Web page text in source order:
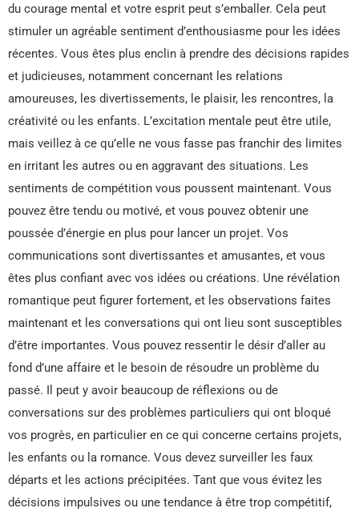
du courage mental et votre esprit peut s’emballer. Cela peut
stimuler un agréable sentiment d’enthousiasme pour les idées
récentes. Vous êtes plus enclin à prendre des décisions rapides
et judicieuses, notamment concernant les relations
amoureuses, les divertissements, le plaisir, les rencontres, la
créativité ou les enfants. L’excitation mentale peut être utile,
mais veillez à ce qu’elle ne vous fasse pas franchir des limites
en irritant les autres ou en aggravant des situations. Les
sentiments de compétition vous poussent maintenant. Vous
pouvez être tendu ou motivé, et vous pouvez obtenir une
poussée d’énergie en plus pour lancer un projet. Vos
communications sont divertissantes et amusantes, et vous
êtes plus confiant avec vos idées ou créations. Une révélation
romantique peut figurer fortement, et les observations faites
maintenant et les conversations qui ont lieu sont susceptibles
d’être importantes. Vous pouvez ressentir le désir d’aller au
fond d’une affaire et le besoin de résoudre un problème du
passé. Il peut y avoir beaucoup de réflexions ou de
conversations sur des problèmes particuliers qui ont bloqué
vos progrès, en particulier en ce qui concerne certains projets,
les enfants ou la romance. Vous devez surveiller les faux
départs et les actions précipitées. Tant que vous évitez les
décisions impulsives ou une tendance à être trop compétitif,